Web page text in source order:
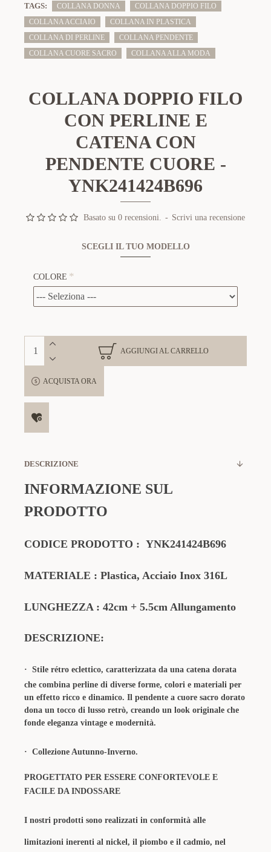
TAGS: COLLANA DONNA
COLLANA DOPPIO FILO
COLLANA ACCIAIO
COLLANA IN PLASTICA
COLLANA DI PERLINE
COLLANA PENDENTE
COLLANA CUORE SACRO
COLLANA ALLA MODA
COLLANA DOPPIO FILO
CON PERLINE E
CATENA CON
PENDENTE CUORE -
YNK241424B696
Basato su 0 recensioni. - Scrivi una recensione
SCEGLI IL TUO MODELLO
COLORE
AGGIUNGI AL CARRELLO
ACQUISTA ORA
DESCRIZIONE
INFORMAZIONE SUL
PRODOTTO
CODICE PRODOTTO : YNK241424B696
MATERIALE : Plastica, Acciaio Inox 316L
LUNGHEZZA : 42cm + 5.5cm Allungamento
DESCRIZIONE:
· Stile rétro eclettico​​, caratterizzata da una catena dorata
che combina perline di diverse forme, colori e materiali per
un effetto ricco e dinamico. Il pendente a cuore sacro dorato
dona un tocco di lusso retrò, creando un look originale che
fonde eleganza vintage e modernità.
· Collezione Autunno-Inverno.
PROGETTATO PER ESSERE CONFORTEVOLE E
FACILE DA INDOSSARE
I nostri prodotti sono realizzati in conformità alle
limitazioni inerenti al nickel, il piombo e il cadmio, nel